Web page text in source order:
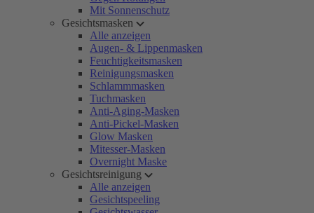
Mit Sonnenschutz
Gesichtsmasken
Alle anzeigen
Augen- & Lippenmasken
Feuchtigkeitsmasken
Reinigungsmasken
Schlammmasken
Tuchmasken
Anti-Aging-Masken
Anti-Pickel-Masken
Glow Masken
Mitesser-Masken
Overnight Maske
Gesichtsreinigung
Alle anzeigen
Gesichtspeeling